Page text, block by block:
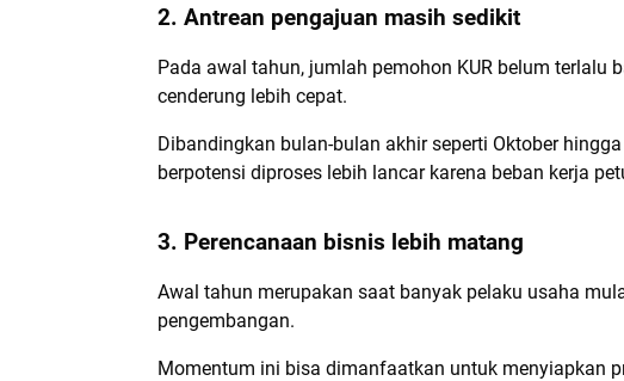
2. Antrean pengajuan masih sedikit
Pada awal tahun, jumlah pemohon KUR belum terlalu
cenderung lebih cepat.
Dibandingkan bulan-bulan akhir seperti Oktober
berpotensi diproses lebih lancar karena beban kerja
3. Perencanaan bisnis lebih matang
Awal tahun merupakan saat banyak pelaku usaha
pengembangan.
Momentum ini bisa dimanfaatkan untuk menyiapkan